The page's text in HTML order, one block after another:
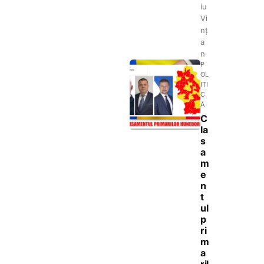
iu
Vi
nț
a
n
P
OL
ITI
C
Ă
C
la
s
a
m
e
n
t
ul
p
ri
m
a